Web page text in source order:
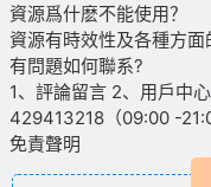
資源爲什麽不能使用？
資源有時效性及各種方面
有問題如何聯系?
1、評論留言 2、用戶中
429413218（09:00 -
免責聲明